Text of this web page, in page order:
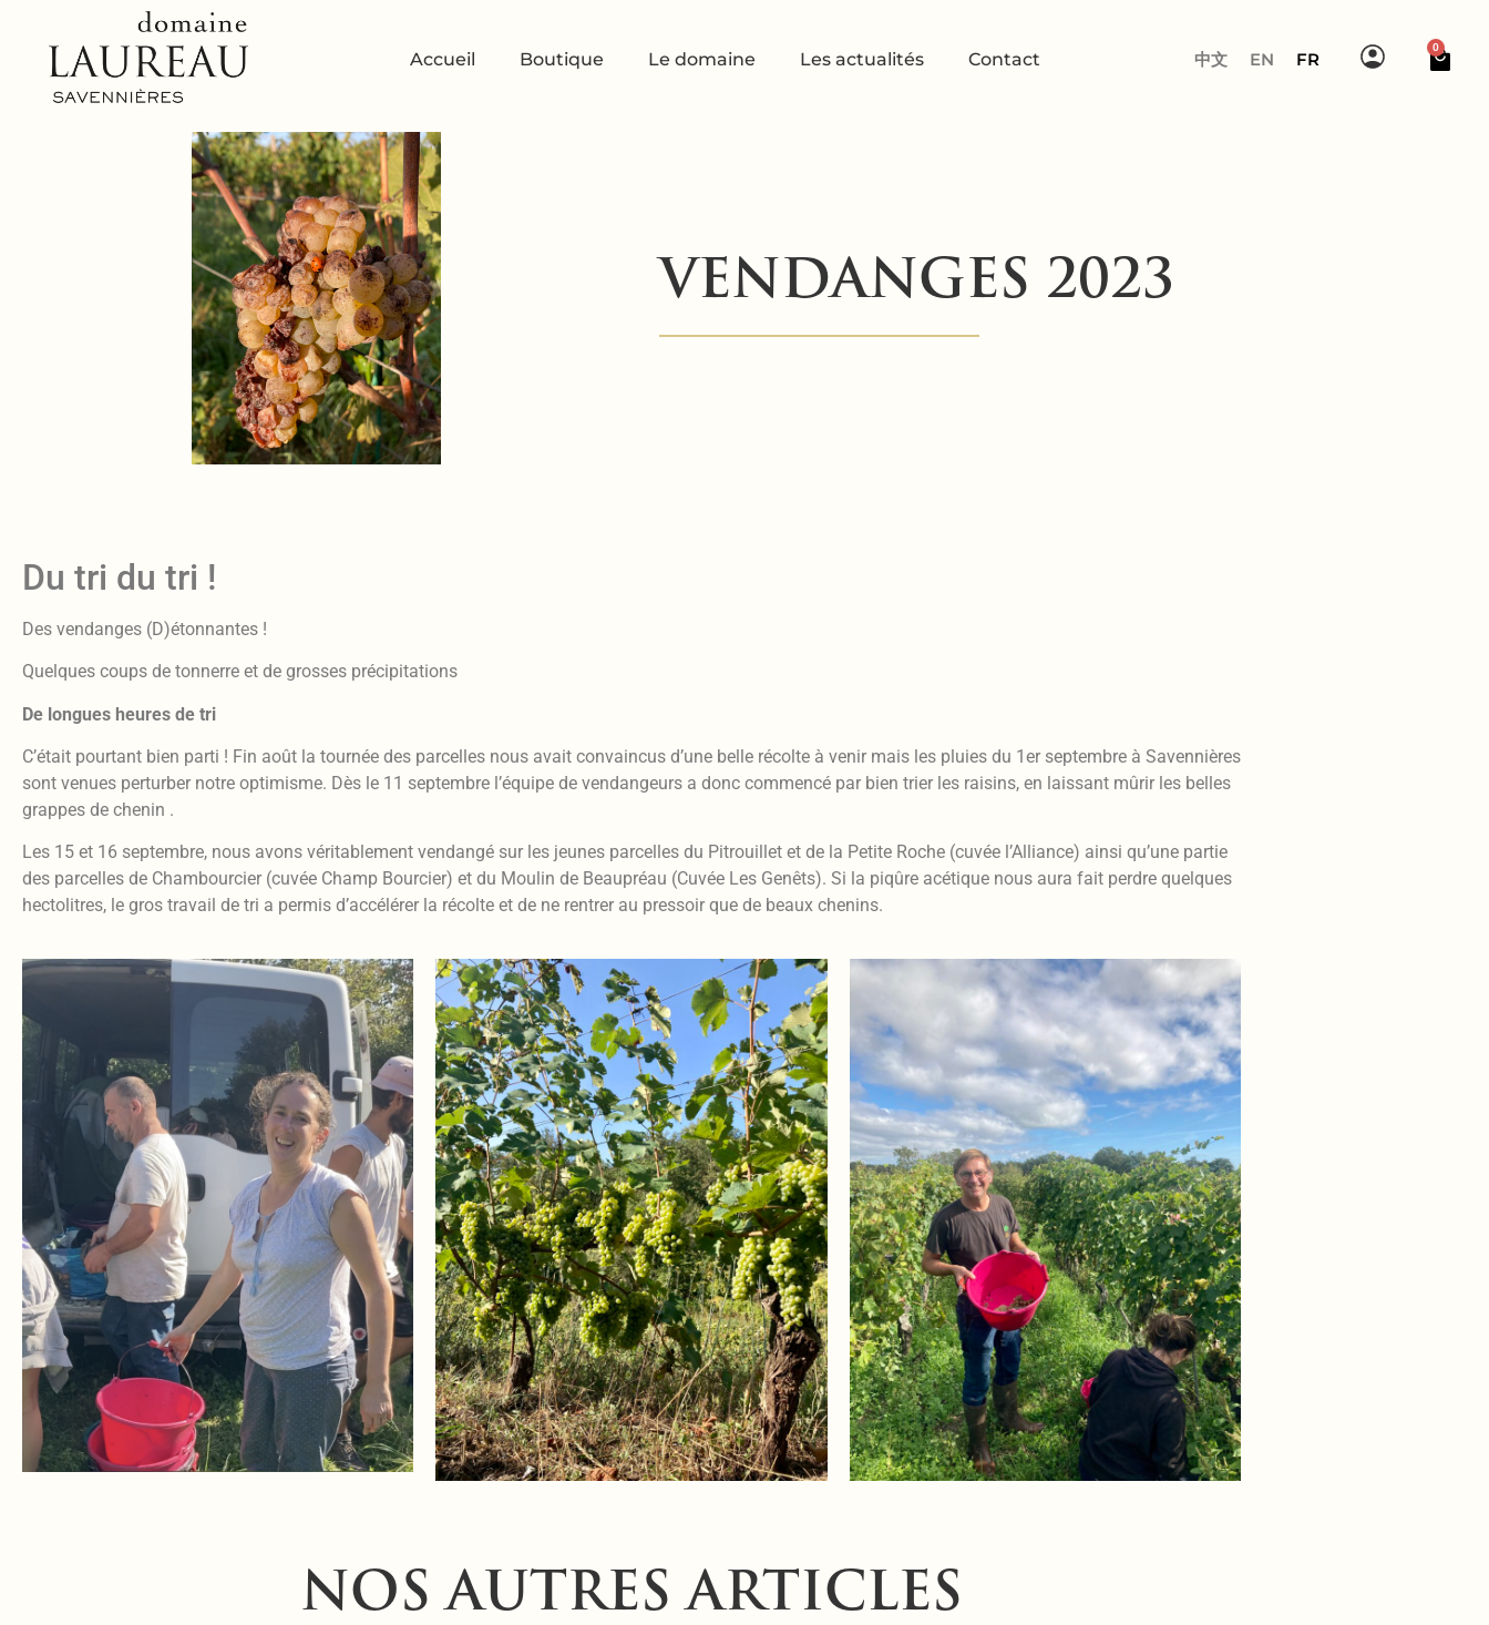
Accueil Boutique Le domaine Les actualités Contact 中文 EN FR
0
VENDANGES 2023
Du tri du tri !
Des vendanges (D)étonnantes !
Quelques coups de tonnerre et de grosses précipitations
De longues heures de tri
C’était pourtant bien parti ! Fin août la tournée des parcelles nous avait convaincus d’une belle récolte à venir mais les pluies du 1er septembre à Savennières
sont venues perturber notre optimisme. Dès le 11 septembre l’équipe de vendangeurs a donc commencé par bien trier les raisins, en laissant mûrir les belles
grappes de chenin .
Les 15 et 16 septembre, nous avons véritablement vendangé sur les jeunes parcelles du Pitrouillet et de la Petite Roche (cuvée l’Alliance) ainsi qu’une partie
des parcelles de Chambourcier (cuvée Champ Bourcier) et du Moulin de Beaupréau (Cuvée Les Genêts). Si la piqûre acétique nous aura fait perdre quelques
hectolitres, le gros travail de tri a permis d’accélérer la récolte et de ne rentrer au pressoir que de beaux chenins.
NOS AUTRES ARTICLES